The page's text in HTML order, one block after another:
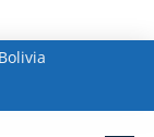
Bolivia